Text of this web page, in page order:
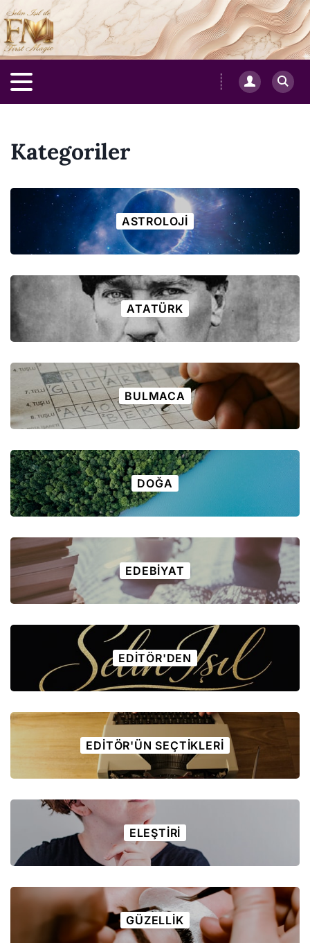
Kategoriler
ASTROLOJI
ATATÜRK
BULMACA
DOĞA
EDEBIYAT
EDITÖR'DEN
EDITÖR'ÜN SEÇTIKLERI
ELEŞTIRI
GÜZELLIK